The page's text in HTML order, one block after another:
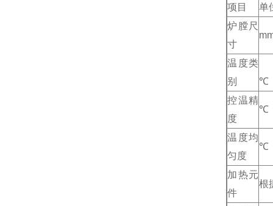
项目
单
炉膛尺
寸
温度类
别
℃
控温精
度
℃
温度均
匀度
℃
加热元
件
根